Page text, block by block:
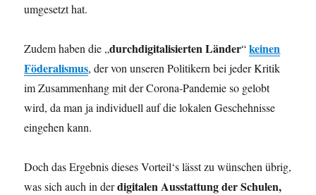
umgesetzt hat.
Zudem haben die „durchdigitalisierten Länder“keinen
Föderalismus, der von unseren Politikern bei jeder Kritik
im Zusammenhang mit der Corona-Pandemie so gelobt
wird, da man ja individuell auf die lokalen Geschehnisse
eingehen kann.
Doch das Ergebnis dieses Vorteil‘s lässt zu wünschen übrig,
was sich auch in derdigitalen Ausstattung der Schulen,